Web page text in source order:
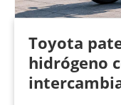
Toyota
hidrógeno